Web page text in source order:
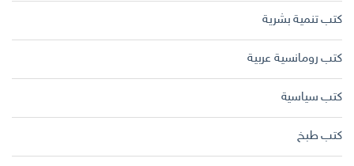
كتب تنمية بشرية
كتب رومانسية عربية
كتب سياسية
كتب طبخ